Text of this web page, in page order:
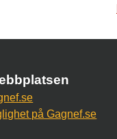
på Gagnef.se